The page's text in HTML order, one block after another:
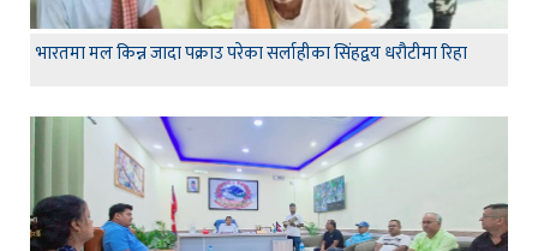
भारतमा मल किन्न जादा पक्राउ परेका सर्लाहीका सिंहद्वय धरौटीमा रिहा